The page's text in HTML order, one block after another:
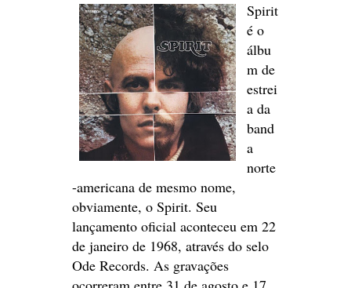
Spirit
é o
álbu
m de
estrei
a da
band
a
norte
-americana de mesmo nome,
obviamente, o Spirit. Seu
lançamento oficial aconteceu em 22
de janeiro de 1968, através do selo
Ode Records. As gravações